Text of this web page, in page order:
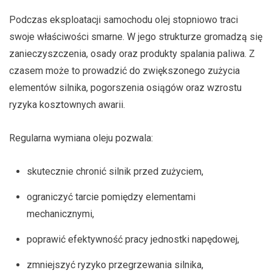
Podczas eksploatacji samochodu olej stopniowo traci
swoje właściwości smarne. W jego strukturze gromadzą się
zanieczyszczenia, osady oraz produkty spalania paliwa. Z
czasem może to prowadzić do zwiększonego zużycia
elementów silnika, pogorszenia osiągów oraz wzrostu
ryzyka kosztownych awarii.
Regularna wymiana oleju pozwala:
skutecznie chronić silnik przed zużyciem,
ograniczyć tarcie pomiędzy elementami
mechanicznymi,
poprawić efektywność pracy jednostki napędowej,
zmniejszyć ryzyko przegrzewania silnika,